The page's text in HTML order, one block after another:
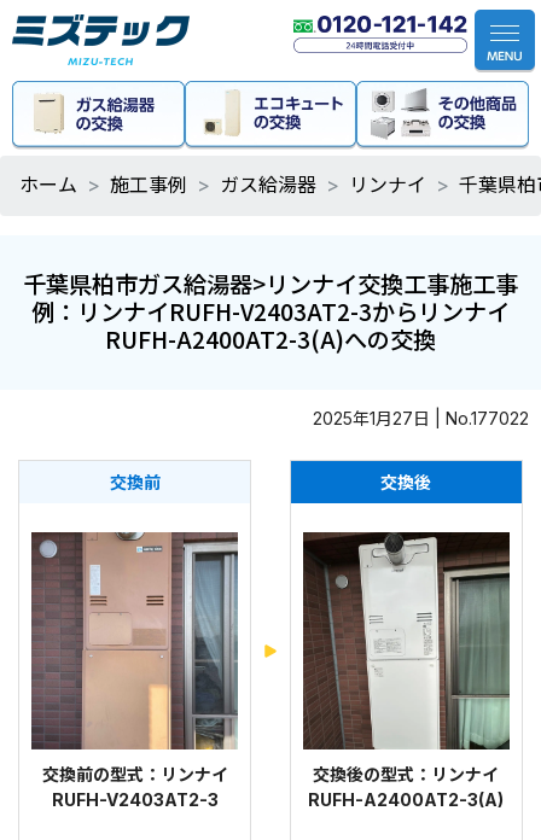
ホーム 施工事例 ガス給湯器 リンナイ 千葉県
千葉県柏市ガス給湯器>リンナイ交換工事施工事
例：リンナイRUFH-V2403AT2-3からリンナイ
RUFH-A2400AT2-3(A)への交換
2025年1月27日 | No.177022
交換前
交換前の型式：リンナイ
RUFH-V2403AT2-3
交換後
交換後の型式：リンナイ
RUFH-A2400AT2-3(A)